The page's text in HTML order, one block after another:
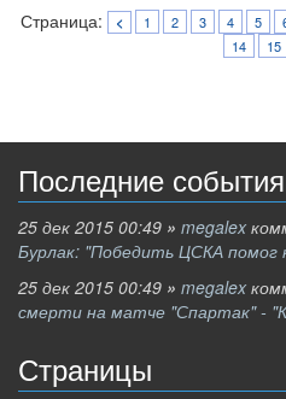
Страница: < 1 2 3 4 5
14
15
Последние события
25 дек 2015 00:49 » megalex
Бурлак: "Победить ЦСКА помог
25 дек 2015 00:49 » megalex
смерти на матче "Спартак" -
Страницы